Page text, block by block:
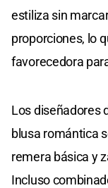
estiliza sin
proporciones, lo
favorecedora
Los diseñadores
blusa romántica
remera básica y
Incluso